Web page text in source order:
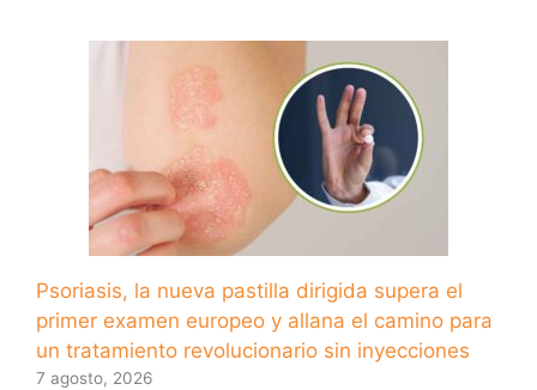
Psoriasis, la nueva pastilla dirigida supera el
primer examen europeo y allana el camino para
un tratamiento revolucionario sin inyecciones
7 agosto, 2026